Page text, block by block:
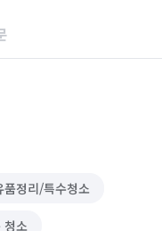
품정리/특수청소
청소